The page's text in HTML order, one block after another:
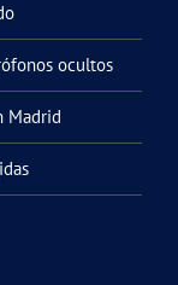
ocultos
Madrid